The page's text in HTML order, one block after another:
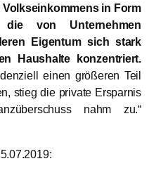
in Form
von Unternehmen
Eigentum sich stark
Haushalte konzentriert.
einen größeren Teil
stieg die private Ersparnis
nahm zu.“